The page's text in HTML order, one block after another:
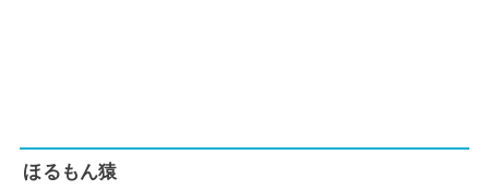
ほるもん猿